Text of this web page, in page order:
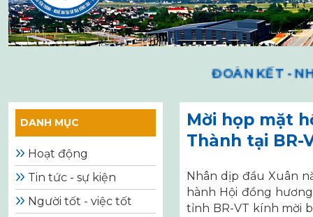
ĐOÀN KẾT -
DANH MỤC
Hoạt động
Tin tức - sự kiện
Người tốt - việc tốt
Mời họp mặt
Thành tại BR-
Nhân dịp đầu Xuân
hành Hội đồng
tỉnh BR-VT kính mời